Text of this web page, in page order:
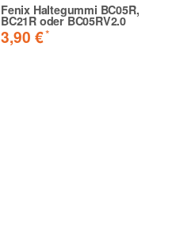
Fenix Haltegummi BC05R,
BC21R oder BC05RV2.0
3,90 €*